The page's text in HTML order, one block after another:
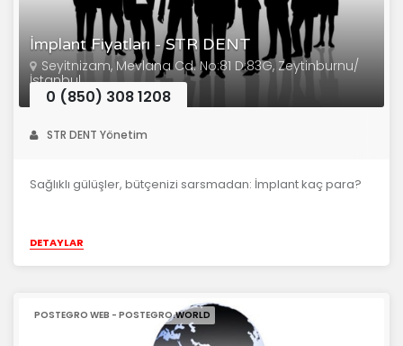
İmplant Fiyatları - STR DENT
Seyitnizam, Mevlana Cd. No:81 D:83G, Zeytinburnu/
İstanbul
0 (850) 308 1208
STR DENT Yönetim
Sağlıklı gülüşler, bütçenizi sarsmadan: İmplant kaç para?
DETAYLAR
POSTEGRO WEB - POSTEGRO.WORLD